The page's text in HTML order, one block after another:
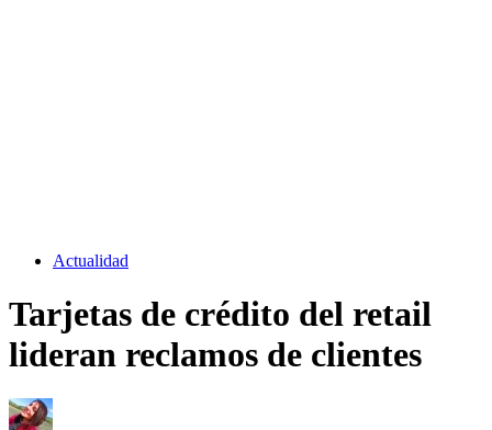
Actualidad
Tarjetas de crédito del retail
lideran reclamos de clientes